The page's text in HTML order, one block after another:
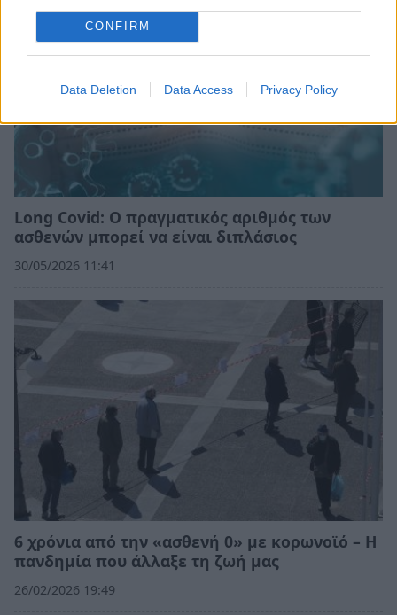
CONFIRM
Data Deletion Data Access Privacy Policy
Long Covid: Ο πραγματικός αριθμός των
ασθενών μπορεί να είναι διπλάσιος
30/05/2026 11:41
6 χρόνια από την «ασθενή 0» με κορωνοϊό – Η
πανδημία που άλλαξε τη ζωή μας
26/02/2026 19:49